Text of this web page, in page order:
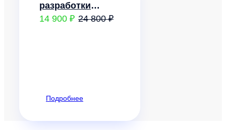
разработки
программного
14 900 ₽ 24 800 ₽
Подробнее